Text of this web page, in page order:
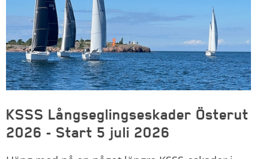
KSSS Långseglingseskader Österut
2026 - Start 5 juli 2026